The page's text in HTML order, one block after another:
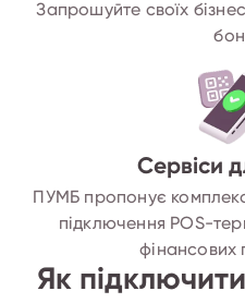
Запрошуйте своїх
Сервіси
ПУМБ пропонує
підключення POS-
фінансових
Як